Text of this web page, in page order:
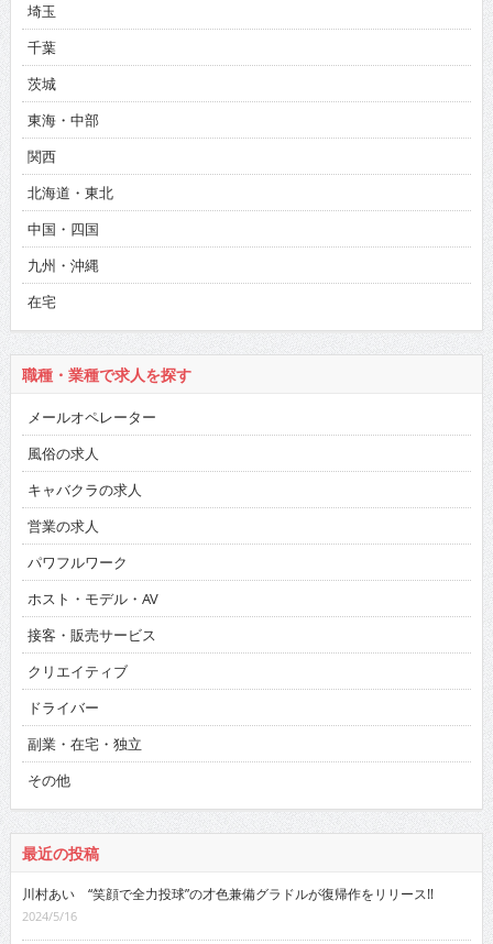
埼玉
千葉
茨城
東海・中部
関西
北海道・東北
中国・四国
九州・沖縄
在宅
職種・業種で求人を探す
メールオペレーター
風俗の求人
キャバクラの求人
営業の求人
パワフルワーク
ホスト・モデル・AV
接客・販売サービス
クリエイティブ
ドライバー
副業・在宅・独立
その他
最近の投稿
川村あい “笑顔で全力投球”の才色兼備グラドルが復帰作をリリース!!
2024/5/16